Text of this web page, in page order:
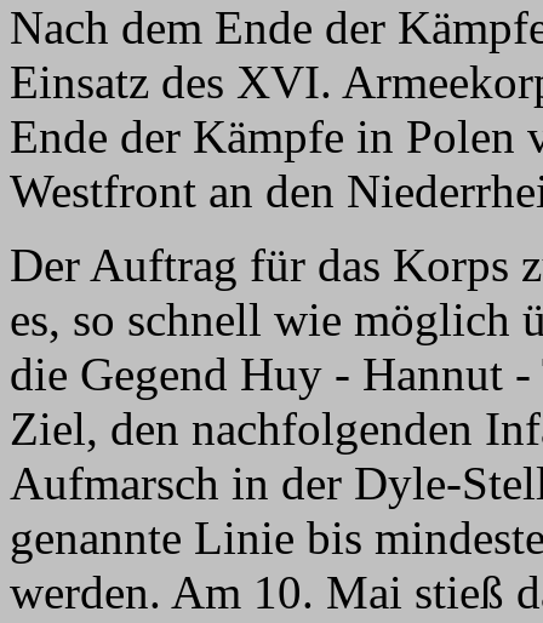
Nach dem Ende der
Einsatz des XVI.
Ende der Kämpfe in Polen
Westfront an den
Der Auftrag für das Korps
es, so schnell wie möglich
die Gegend Huy - Hannut
Ziel, den nachfolgenden
Aufmarsch in der Dyle-
genannte Linie bis
werden. Am 10. Mai stieß